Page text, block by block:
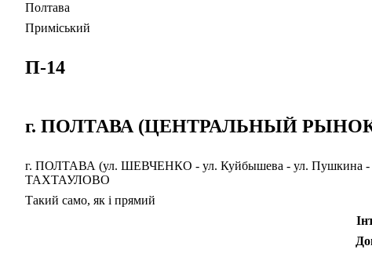
Полтава
Приміський
П-14
г. ПОЛТАВА (ЦЕНТРАЛЬНЫЙ
г. ПОЛТАВА (ул. ШЕВЧЕНКО - ул. Куйбышева - ул. Пушкина -
ТАХТАУЛОВО
Такий само, як і прямий